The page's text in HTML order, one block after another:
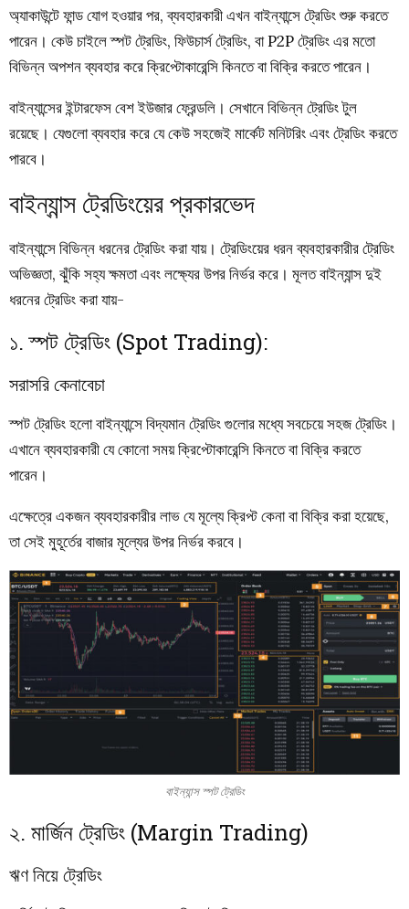
অ্যাকাউন্টে ফান্ড যোগ হওয়ার পর, ব্যবহারকারী এখন বাইন্যান্সে ট্রেডিং শুরু করতে
পারেন। কেউ চাইলে স্পট ট্রেডিং, ফিউচার্স ট্রেডিং, বা P2P ট্রেডিং এর মতো
বিভিন্ন অপশন ব্যবহার করে ক্রিপ্টোকারেন্সি কিনতে বা বিক্রি করতে পারেন।
বাইন্যান্সের ইন্টারফেস বেশ ইউজার ফ্রেন্ডলি। সেখানে বিভিন্ন ট্রেডিং টুল
রয়েছে। যেগুলো ব্যবহার করে যে কেউ সহজেই মার্কেট মনিটরিং এবং ট্রেডিং করতে
পারবে।
বাইন্যান্স ট্রেডিংয়ের প্রকারভেদ
বাইন্যান্সে বিভিন্ন ধরনের ট্রেডিং করা যায়। ট্রেডিংয়ের ধরন ব্যবহারকারীর ট্রেডিং
অভিজ্ঞতা, ঝুঁকি সহ্য ক্ষমতা এবং লক্ষ্যের উপর নির্ভর করে। মূলত বাইন্যান্স দুই
ধরনের ট্রেডিং করা যায়-
১. স্পট ট্রেডিং (Spot Trading):
সরাসরি কেনাবেচা
স্পট ট্রেডিং হলো বাইন্যান্সে বিদ্যমান ট্রেডিং গুলোর মধ্যে সবচেয়ে সহজ ট্রেডিং।
এখানে ব্যবহারকারী যে কোনো সময় ক্রিপ্টোকারেন্সি কিনতে বা বিক্রি করতে
পারেন।
এক্ষেত্রে একজন ব্যবহারকারীর লাভ যে মূল্যে ক্রিপ্ট কেনা বা বিক্রি করা হয়েছে,
তা সেই মুহূর্তের বাজার মূল্যের উপর নির্ভর করবে।
বাইন্যান্স স্পট ট্রেডিং
২. মার্জিন ট্রেডিং (Margin Trading)
ঋণ নিয়ে ট্রেডিং